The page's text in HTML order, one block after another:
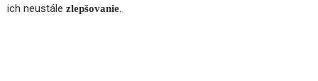
ich neustále zlepšovanie.